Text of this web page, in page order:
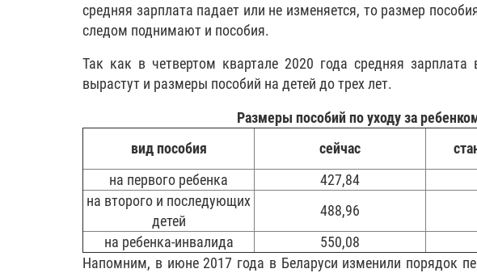
средняя зарплата падает или не изменяется, то размер
следом поднимают и пособия.
Так как в четвертом квартале 2020 года средняя
вырастут и размеры пособий на детей до трех лет.
Размеры пособий по уходу за
вид пособия
сейчас
на первого ребенка
427,84
на второго и последующих
детей
488,96
на ребенка-инвалида
550,08
Напомним, в июне 2017 года в Беларуси изменили порядок